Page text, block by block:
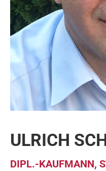
ULRICH
DIPL.-KAUFMANN,